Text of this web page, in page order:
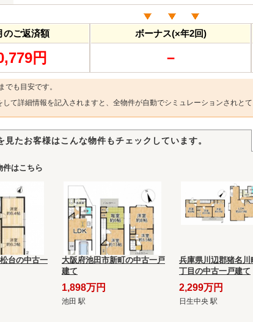
のご返済額
円
ボーナス(×年2回)
－
も目安です。
して詳細情報を記入されますと、全物件が自動でシミュレーションされとて
見たお客様はこんな物件もチェックしています。
件はこちら
台の中古一
大阪府池田市新町の中古一戸
建て
1,898万円
池田 駅
兵庫県川辺郡猪名川
丁目の中古一戸建て
2,299万円
日生中央 駅